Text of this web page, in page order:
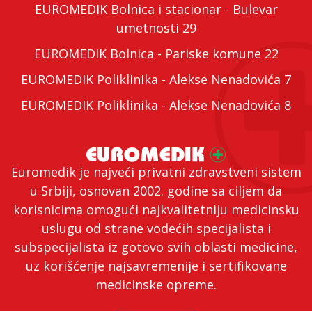
Euromedik je najveći privatni zdravstveni sistem
u Srbiji, osnovan 2002. godine sa ciljem da
korisnicima omogući najkvalitetniju medicinsku
uslugu od strane vodećih specijalista i
subspecijalista iz gotovo svih oblasti medicine,
uz korišćenje najsavremenije i sertifikovane
medicinske opreme.
EUROMEDIK Bolnica i stacionar - Bulevar
umetnosti 29
EUROMEDIK Bolnica - Pariske komune 22
EUROMEDIK Poliklinika - Alekse Nenadovića 7
EUROMEDIK Poliklinika - Alekse Nenadovića 8